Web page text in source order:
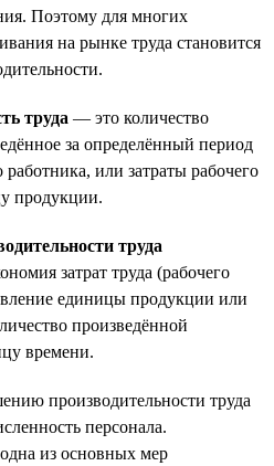
Поэтому для многих
на рынке труда становится
труда — это количество
за определённый период
работника, или затраты рабочего
продукции.
труда
затрат труда (рабочего
единицы продукции или
произведённой
времени.
производительности труда
персонала.
из основных мер